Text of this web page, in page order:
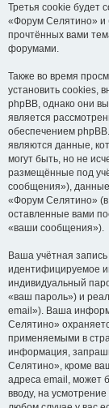
Третья cookie будет
«Форум Селятино» и
прочтённых вами
форумами.
Также во время
установить cookies,
phpBB, однако они
является
обеспечением
являются данные,
могут быть, но не
размещённые под
сообщения»),
«Форум Селятино»
оставленные вами
«ваши сообщения»).
Ваша учётная
идентифицируемое
индивидуальный
«ваш пароль») и
email»). Ваша
Селятино»
применяемыми в
информация,
Селятино», кроме
адреса email, может
вводу, на